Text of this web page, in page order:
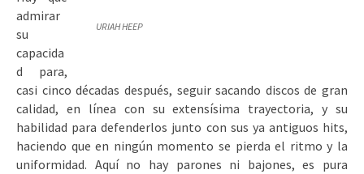
URIAH HEEP
admirar
su
capacida
d para,
casi cinco décadas después, seguir sacando discos de gran
calidad, en línea con su extensísima trayectoria, y su
habilidad para defenderlos junto con sus ya antiguos hits,
haciendo que en ningún momento se pierda el ritmo y la
uniformidad. Aquí no hay parones ni bajones, es pura